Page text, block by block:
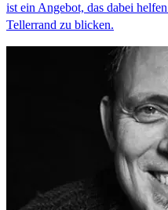
ist ein Angebot, das dabei
Tellerrand zu blicken.